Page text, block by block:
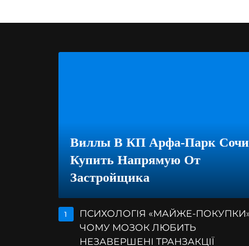
Виллы В КП Арфа-Парк
Купить Напрямую От
Застройщика
1
ПСИХОЛОГІЯ «МАЙЖЕ-
ЧОМУ МОЗОК ЛЮБИТЬ
НЕЗАВЕРШЕНІ ТРАНЗАКЦІЇ